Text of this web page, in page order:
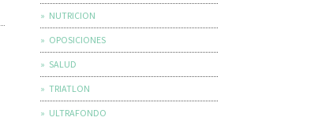
NUTRICION
OPOSICIONES
SALUD
TRIATLON
ULTRAFONDO